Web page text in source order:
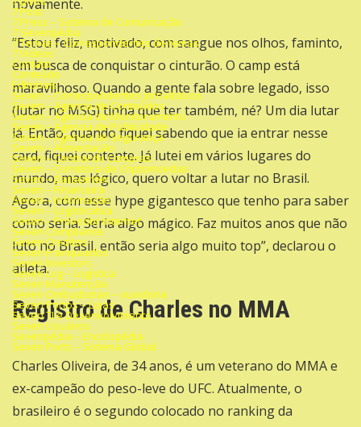
novamente.
“Estou feliz, motivado, com sangue nos olhos, faminto,
em busca de conquistar o cinturão. O camp está
maravilhoso. Quando a gente fala sobre legado, isso
(lutar no MSG) tinha que ter também, né? Um dia lutar
lá. Então, quando fiquei sabendo que ia entrar nesse
card, fiquei contente. Já lutei em vários lugares do
mundo, mas lógico, quero voltar a lutar no Brasil.
Agora, com esse hype gigantesco que tenho para saber
como seria. Seria algo mágico. Faz muitos anos que não
luto no Brasil, então seria algo muito top”, declarou o
atleta.
Registro de Charles no MMA
Charles Oliveira, de 34 anos, é um veterano do MMA e
ex-campeão do peso-leve do UFC. Atualmente, o
brasileiro é o segundo colocado no ranking da
7 Post
7 Press – Sistema de Comunicação
7 Sevenpédia
7 Temas – Correspondentes de temas
7 Videos
Contato
Conteúdo
Editoriais
Seven – Correspondentes Jornalisticos
Seven – Agencia de Conteúdos
Seven – Agencia de Monitoramento
Seven – Agencia de Publicidade
Seven – Agencia de Segurança
Seven – Alimentação
Seven – Central de Compras
Seven – Corretora de Criptomoedas
Seven – Datacenter
Seven – Financeira
Seven – Informação
Seven – Logísticatica
Seven – Provedor Internet
Seven Compliance
Seven Creditos
Seven Franquiados
Seven Investors
Seven Log – Logística
Seven Manutenção
Seven Ombudsman – ouvidoria
Seven Portos – Lojas
Seven TI e Desenvolvimento
Seven Usuários
Sevenpédia – Enciclopédia
Seven Ports – Sistema Global